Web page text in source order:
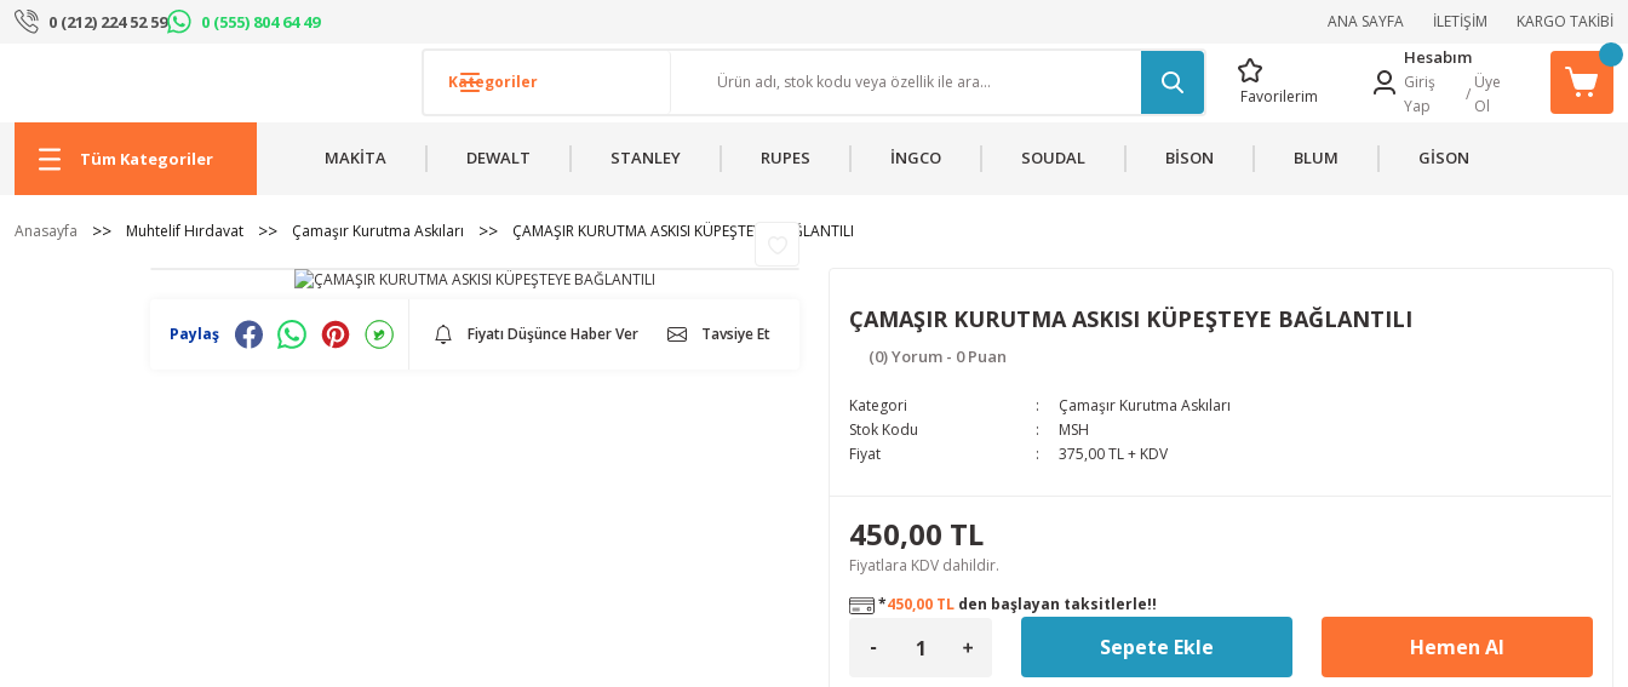
0 (212) 224 52 59 0 (555) 804 64 49 ANA SAYFA İLETİŞİM KARGO TAKİBİ
Favorilerim
Hesabım
Giriş
Yap
/
Üye
Ol
Tüm Kategoriler MAKİTA DEWALT STANLEY RUPES İNGCO SOUDAL BİSON BLUM GİSON
Anasayfa Muhtelif Hırdavat Çamaşır Kurutma Askıları ÇAMAŞIR KURUTMA ASKISI KÜPEŞTEYE BAĞLANTILI
Paylaş Fiyatı Düşünce Haber Ver Tavsiye Et
ÇAMAŞIR KURUTMA ASKISI KÜPEŞTEYE BAĞLANTILI
(0) Yorum - 0 Puan
Kategori
Çamaşır Kurutma Askıları
Stok Kodu
MSH
Fiyat
375,00 TL + KDV
450,00 TL
Fiyatlara KDV dahildir.
*450,00 TL den başlayan taksitlerle!!
Sepete Ekle Hemen Al